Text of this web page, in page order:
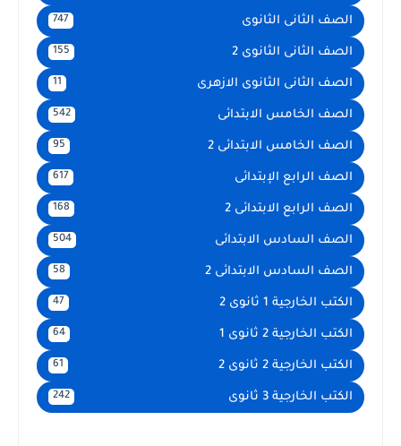
الصف الثانى الثانوى 747
الصف الثانى الثانوى 2 155
الصف الثانى الثانوى الازهرى 11
الصف الخامس الابتدائى 542
الصف الخامس الابتدائى 2 95
الصف الرابع الإبتدائى 617
الصف الرابع الابتدائى 2 168
الصف السادس الابتدائى 504
الصف السادس الابتدائى 2 58
الكتب الخارجية 1 ثانوى 2 47
الكتب الخارجية 2 ثانوى 1 64
الكتب الخارجية 2 ثانوى 2 61
الكتب الخارجية 3 ثانوى 242